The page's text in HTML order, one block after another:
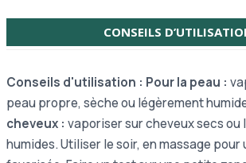
CONSEILS
Conseils d'utilisation : Pour la peau :
peau propre, sèche ou légèrement
cheveux : vaporiser sur cheveux secs ou
humides.Utiliser le soir, en massage pour